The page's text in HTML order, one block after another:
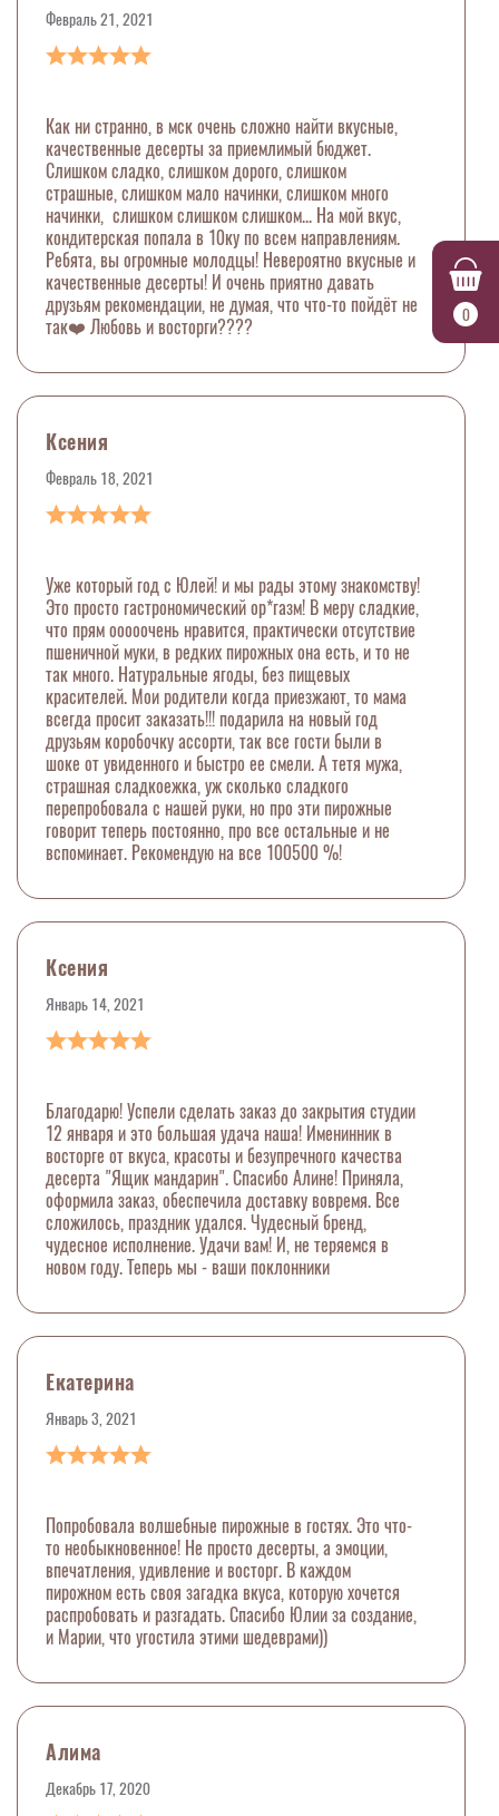
0
Февраль 21, 2021
Как ни странно, в мск очень сложно найти вкусные,
качественные десерты за приемлимый бюджет.
Слишком сладко, слишком дорого, слишком
страшные, слишком мало начинки, слишком много
начинки, слишком слишком слишком... На мой вкус,
кондитерская попала в 10ку по всем направлениям.
Ребята, вы огромные молодцы! Невероятно вкусные и
качественные десерты! И очень приятно давать
друзьям рекомендации, не думая, что что-то пойдёт не
так❤️ Любовь и восторги????
Ксения
Февраль 18, 2021
Уже который год с Юлей! и мы рады этому знакомству!
Это просто гастрономический ор*газм! В меру сладкие,
что прям ооооочень нравится, практически отсутствие
пшеничной муки, в редких пирожных она есть, и то не
так много. Натуральные ягоды, без пищевых
красителей. Мои родители когда приезжают, то мама
всегда просит заказать!!! подарила на новый год
друзьям коробочку ассорти, так все гости были в
шоке от увиденного и быстро ее смели. А тетя мужа,
страшная сладкоежка, уж сколько сладкого
перепробовала с нашей руки, но про эти пирожные
говорит теперь постоянно, про все остальные и не
вспоминает. Рекомендую на все 100500 %!
Ксения
Январь 14, 2021
Благодарю! Успели сделать заказ до закрытия студии
12 января и это большая удача наша! Именинник в
восторге от вкуса, красоты и безупречного качества
десерта "Ящик мандарин". Спасибо Алине! Приняла,
оформила заказ, обеспечила доставку вовремя. Все
сложилось, праздник удался. Чудесный бренд,
чудесное исполнение. Удачи вам! И, не теряемся в
новом году. Теперь мы - ваши поклонники
Екатерина
Январь 3, 2021
Попробовала волшебные пирожные в гостях. Это что-
то необыкновенное! Не просто десерты, а эмоции,
впечатления, удивление и восторг. В каждом
пирожном есть своя загадка вкуса, которую хочется
распробовать и разгадать. Спасибо Юлии за создание,
и Марии, что угостила этими шедеврами))
Алима
Декабрь 17, 2020